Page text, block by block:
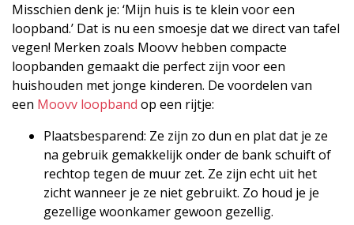
Misschien denk je: ‘Mijn huis is te klein voor een
loopband.’ Dat is nu een smoesje dat we direct van tafel
vegen! Merken zoals Moovv hebben compacte
loopbanden gemaakt die perfect zijn voor een
huishouden met jonge kinderen. De voordelen van
een Moovv loopband op een rijtje:
Plaatsbesparend: Ze zijn zo dun en plat dat je ze
na gebruik gemakkelijk onder de bank schuift of
rechtop tegen de muur zet. Ze zijn echt uit het
zicht wanneer je ze niet gebruikt. Zo houd je je
gezellige woonkamer gewoon gezellig.